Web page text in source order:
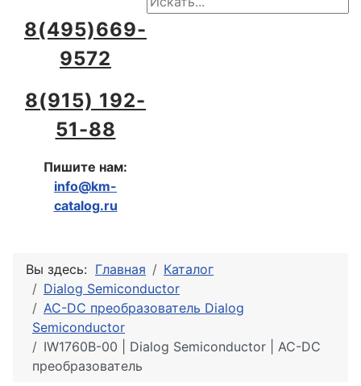
8(495)669-
9572
8(915) 192-
51-88
Пишите нам:
info@km-
catalog.ru
Вы здесь: Главная
Каталог
Dialog Semiconductor
AC-DC преобразователь Dialog
Semiconductor
IW1760B-00 | Dialog Semiconductor | AC-DC
преобразователь